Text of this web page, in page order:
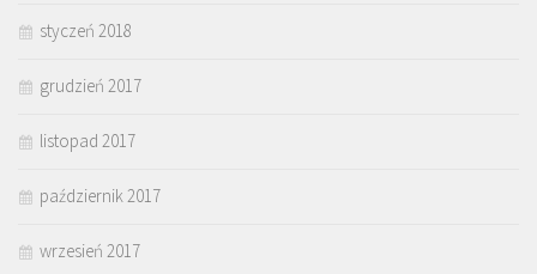
styczeń 2018
grudzień 2017
listopad 2017
październik 2017
wrzesień 2017